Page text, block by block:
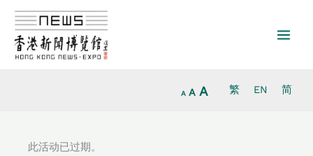
A A A 繁 EN 简
此活动已过期。